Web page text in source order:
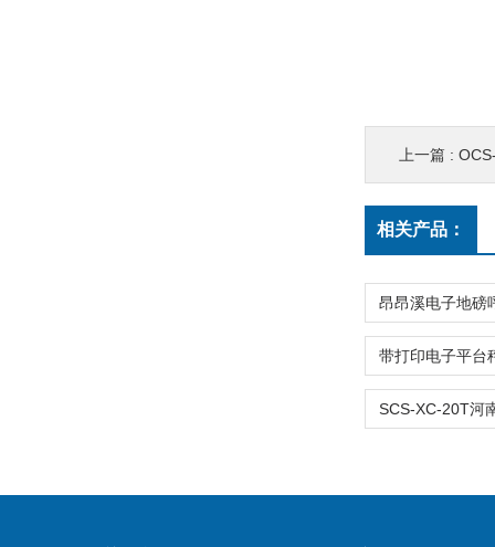
上一篇 : OCS-SZ-
相关产品：